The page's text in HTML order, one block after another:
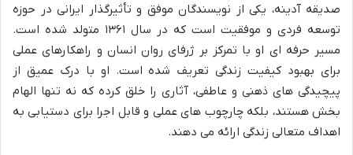
صدیقه آدینه، یکی از نویسندگان موفق و تأثیرگذار ایرانی در حوزه
توسعه فردی و موفقیت است که در سال ۱۳۶۱ متولد شده است.
مسیر حرفه ای او با تمرکز بر ژرفای روان انسان و راهکارهای عملی
برای بهبود کیفیت زندگی تعریف شده است. او با درک عمیق از
پیچیدگی های ذهنی و عاطفی، آثاری را خلق کرده که نه تنها الهام
بخش هستند، بلکه چارچوب های عملی و قابل اجرا برای دستیابی به
اهداف متعالی زندگی ارائه می دهند.